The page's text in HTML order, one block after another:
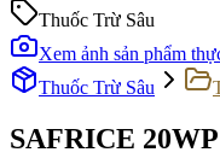
Thuốc Trừ Sâu
Xem ảnh sản phẩm
Thuốc Trừ Sâu
SAFRICE